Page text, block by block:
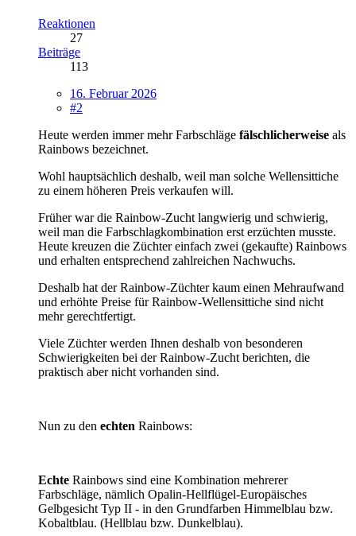
Reaktionen
27
Beiträge
113
16. Februar 2026
#2
Heute werden immer mehr Farbschläge fälschlicherweise als
Rainbows bezeichnet.
Wohl hauptsächlich deshalb, weil man solche Wellensittiche
zu einem höheren Preis verkaufen will.
Früher war die Rainbow-Zucht langwierig und schwierig,
weil man die Farbschlagkombination erst erzüchten musste.
Heute kreuzen die Züchter einfach zwei (gekaufte) Rainbows
und erhalten entsprechend zahlreichen Nachwuchs.
Deshalb hat der Rainbow-Züchter kaum einen Mehraufwand
und erhöhte Preise für Rainbow-Wellensittiche sind nicht
mehr gerechtfertigt.
Viele Züchter werden Ihnen deshalb von besonderen
Schwierigkeiten bei der Rainbow-Zucht berichten, die
praktisch aber nicht vorhanden sind.
Nun zu den echten Rainbows:
Echte Rainbows sind eine Kombination mehrerer
Farbschläge, nämlich Opalin-Hellflügel-Europäisches
Gelbgesicht Typ II - in den Grundfarben Himmelblau bzw.
Kobaltblau. (Hellblau bzw. Dunkelblau).